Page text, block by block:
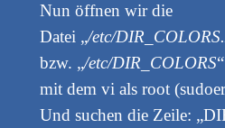
Nun öffnen wir die
Datei „/etc/
bzw. „/etc/DIR_COLORS
mit dem vi als root
Und suchen die Zeile: